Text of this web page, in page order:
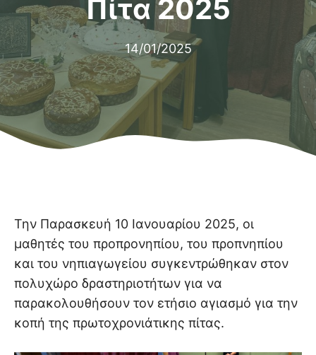
Πίτα 2025
14/01/2025
Την Παρασκευή 10 Ιανουαρίου 2025, οι
μαθητές του προπρονηπίου, του προπνηπίου
και του νηπιαγωγείου συγκεντρώθηκαν στον
πολυχώρο δραστηριοτήτων για να
παρακολουθήσουν τον ετήσιο αγιασμό για την
κοπή της πρωτοχρονιάτικης πίτας.